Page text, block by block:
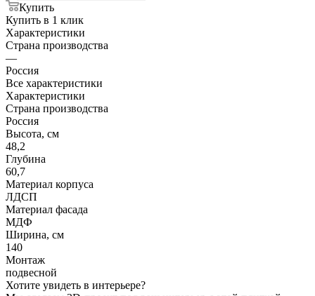
Купить
Купить в 1 клик
Характеристики
Страна производства
—
Россия
Все характеристики
Характеристики
Страна производства
Россия
Высота, см
48,2
Глубина
60,7
Материал корпуса
ЛДСП
Материал фасада
МДФ
Ширина, см
140
Монтаж
подвесной
Хотите увидеть в интерьере?